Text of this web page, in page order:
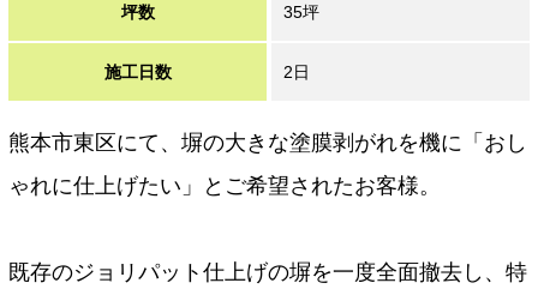
坪数 35坪
施工日数 2日
熊本市東区にて、塀の大きな塗膜剥がれを機に「おし
ゃれに仕上げたい」とご希望されたお客様。
既存のジョリパット仕上げの塀を一度全面撤去し、特